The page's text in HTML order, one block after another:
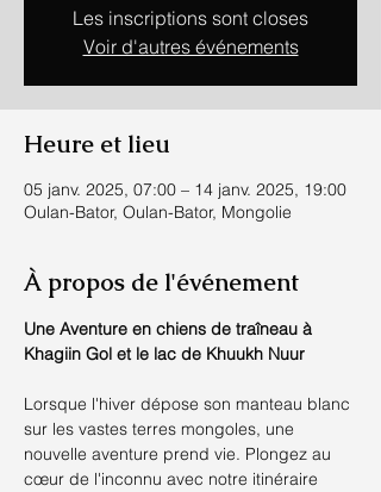
Les inscriptions sont closes
Voir d'autres événements
Heure et lieu
05 janv. 2025, 07:00 – 14 janv. 2025, 19:00
Oulan-Bator, Oulan-Bator, Mongolie
À propos de l'événement
Une Aventure en chiens de traîneau à
Khagiin Gol et le lac de Khuukh Nuur
Lorsque l'hiver dépose son manteau blanc
sur les vastes terres mongoles, une
nouvelle aventure prend vie. Plongez au
cœur de l'inconnu avec notre itinéraire